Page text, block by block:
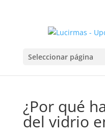
Seleccionar página
¿Por qué
del vidrio